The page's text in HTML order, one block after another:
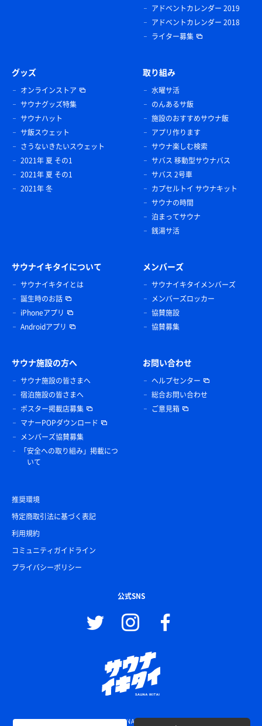
アドベントカレンダー 2019
アドベントカレンダー 2018
ライター募集
グッズ
オンラインストア
サウナグッズ特集
サウナハット
サ飯スウェット
さうないきたいスウェット
2021年 夏 その1
2021年 夏 その1
2021年 冬
取り組み
水曜サ活
のんあるサ飯
施設のおすすめサウナ飯
アプリ作ります
サウナ楽しむ検索
サバス 移動型サウナバス
サバス 2号車
カプセルトイ サウナキット
サウナの時間
泊まってサウナ
銭湯サ活
サウナイキタイについて
サウナイキタイとは
誕生時のお話
iPhoneアプリ
Androidアプリ
メンバーズ
サウナイキタイメンバーズ
メンバーズロッカー
協賛施設
協賛募集
サウナ施設の方へ
サウナ施設の皆さまへ
宿泊施設の皆さまへ
ポスター掲載店募集
マナーPOPダウンロード
メンバーズ協賛募集
「安全への取り組み」掲載につ
いて
お問い合わせ
ヘルプセンター
総合お問い合わせ
ご意見箱
推奨環境
特定商取引法に基づく表記
利用規約
コミュニティガイドライン
プライバシーポリシー
公式SNS
© SAUNA IKITAI